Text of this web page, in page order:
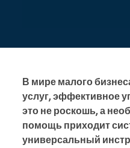
В мире малого
услуг, эффективное
это не роскошь, а
помощь приходит
универсальный